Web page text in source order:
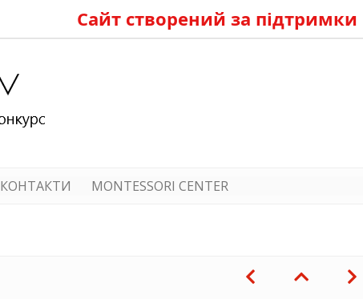
Сайт створений за підтримки
КОНТАКТИ MONTESSORI CENTER